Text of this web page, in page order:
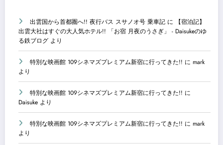
出雲国から首都圏へ!! 夜行バス スサノオ号 乗車記 に
【宿泊記】
出雲大社はすぐの大人気ホテル!! 「お宿 月夜のうさぎ」 - Daisukeのゆ
る鉄ブログ より
特別な映画館 109シネマズプレミアム新宿に行ってきた!! に mark
より
特別な映画館 109シネマズプレミアム新宿に行ってきた!! に
Daisuke より
特別な映画館 109シネマズプレミアム新宿に行ってきた!! に mark
より